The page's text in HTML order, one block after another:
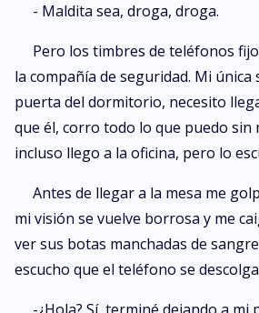
- Maldita sea, droga, droga.
Pero los timbres de teléfonos
la compañía de seguridad. Mi única
puerta del dormitorio, necesito
que él, corro todo lo que puedo sin
incluso llego a la oficina, pero lo
Antes de llegar a la mesa me
mi visión se vuelve borrosa y me
ver sus botas manchadas de
escucho que el teléfono se